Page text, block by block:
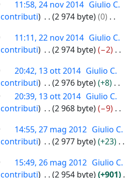
11:58, 24 nov 2014 Giulio C.
contributi 2 974 byte
0
11:11, 22 nov 2014 Giulio C.
contributi 2 974 byte
−2
20:42, 13 ott 2014 Giulio C.
contributi 2 976 byte
+8
20:39, 13 ott 2014 Giulio C.
contributi 2 968 byte
−9
14:55, 27 mag 2012 Giulio C.
contributi 2 977 byte
+23
15:49, 26 mag 2012 Giulio C.
contributi 2 954 byte +901